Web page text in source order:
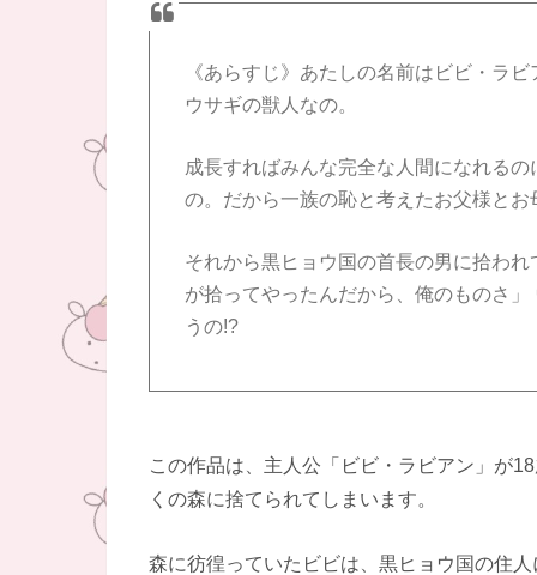
《あらすじ》あたしの名前はビビ・ラ
ウサギの獣人なの。
成長すればみんな完全な人間になれる
の。だから一族の恥と考えたお父様と
それから黒ヒョウ国の首長の男に拾わ
が拾ってやったんだから、俺のものさ
うの!?
この作品は、主人公「ビビ・ラビアン」が
くの森に捨てられてしまいます。
森に彷徨っていたビビは、黒ヒョウ国の住